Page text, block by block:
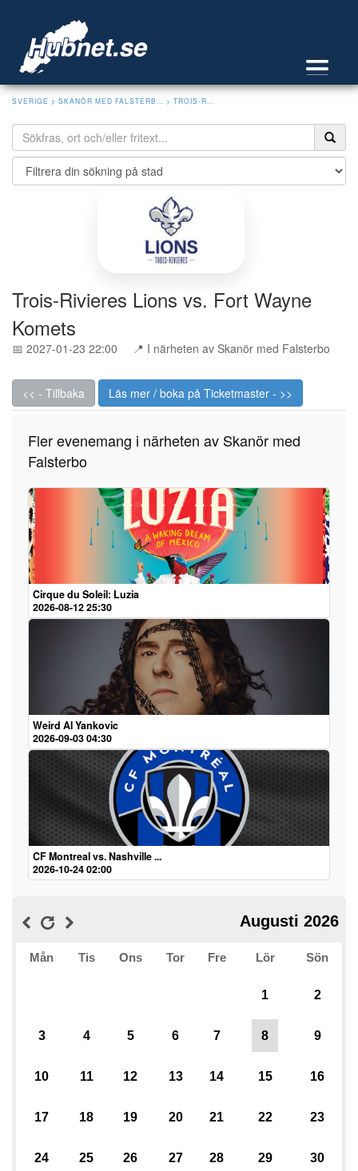
SVERIGE > SKANÖR MED FALSTERB... > TROIS-R...
Trois-Rivieres Lions vs. Fort Wayne
Komets
📅 2027-01-23 22:00 📍 I närheten av Skanör med Falsterbo
<< - Tillbaka Läs mer / boka på Ticketmaster - >>
Fler evenemang i närheten av Skanör med
Falsterbo
Cirque du Soleil: Luzia
2026-08-12 25:30
Weird Al Yankovic
2026-09-03 04:30
CF Montreal vs. Nashville ...
2026-10-24 02:00
Augusti 2026
Mån Tis Ons Tor Fre Lör Sön
1 2
3 4 5 6 7 8 9
10 11 12 13 14 15 16
17 18 19 20 21 22 23
24 25 26 27 28 29 30